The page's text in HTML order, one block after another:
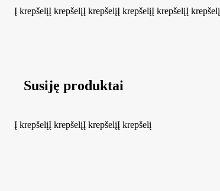
Į krepšelįĮ krepšelįĮ krepšelįĮ krepšelįĮ krepšelįĮ krepšelį
Susiję produktai
Į krepšelįĮ krepšelįĮ krepšelįĮ krepšelį